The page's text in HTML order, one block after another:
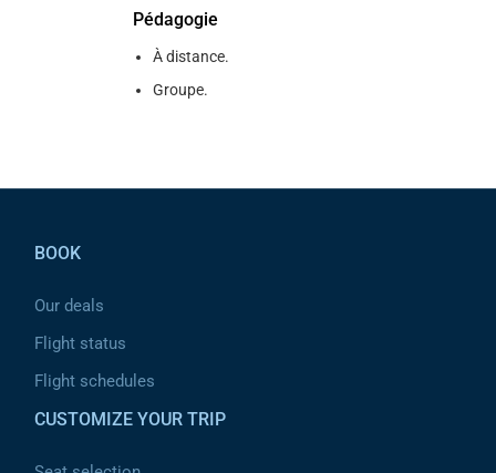
Pédagogie
À distance.
Groupe.
BOOK
Our deals
Flight status
Flight schedules
CUSTOMIZE YOUR TRIP